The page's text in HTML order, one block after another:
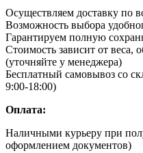
Осуществляем доставку по
Возможность выбора
Гарантируем полную
Стоимость зависит от веса,
(уточняйте у менеджера)
Бесплатный самовывоз со
9:00-18:00)
Оплата:
Наличными курьеру при
оформлением документов)